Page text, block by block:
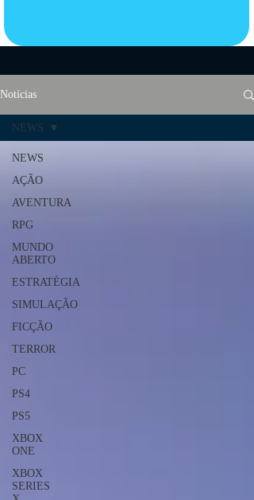
Notícias
NEWS
AÇÃO
AVENTURA
RPG
MUNDO
ABERTO
ESTRATÉGIA
SIMULAÇÃO
FICÇÃO
TERROR
PC
PS4
PS5
XBOX
ONE
XBOX
SERIES
NEWS